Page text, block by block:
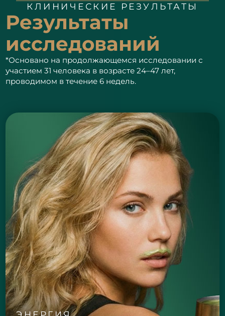
КЛИНИЧЕСКИЕ РЕЗУЛЬТАТЫ
Результаты
исследований
*Основано на продолжающемся исследовании с
участием 31 человека в возрасте 24–47 лет,
проводимом в течение 6 недель.